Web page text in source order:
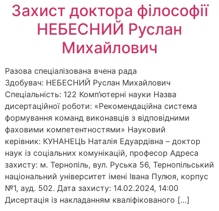
Захист доктора філософії
НЕБЕСНИЙ Руслан
Михайлович
Разова спеціалізована вчена рада
Здобувач: НЕБЕСНИЙ Руслан Михайлович
Спеціальність: 122 Комп’ютерні науки Назва
дисертаційної роботи: «Рекомендаційна система
формування команд виконавців з відповідними
фаховими компетентностями» Науковий
керівник: КУНАНЕЦЬ Наталія Едуардівна – доктор
наук із соціальних комунікацій, професор Адреса
захисту: м. Тернопіль, вул. Руська 56, Тернопільський
національний університет імені Івана Пулюя, корпус
№1, ауд. 502. Дата захисту: 14.02.2024, 14:00
Дисертація із накладанням кваліфікованого […]